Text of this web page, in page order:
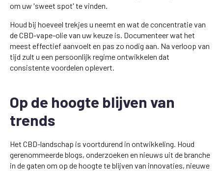
om uw 'sweet spot' te vinden.
Houd bij hoeveel trekjes u neemt en wat de concentratie van
de CBD-vape-olie van uw keuze is. Documenteer wat het
meest effectief aanvoelt en pas zo nodig aan. Na verloop van
tijd zult u een persoonlijk regime ontwikkelen dat
consistente voordelen oplevert.
Op de hoogte blijven van
trends
Het CBD-landschap is voortdurend in ontwikkeling. Houd
gerenommeerde blogs, onderzoeken en nieuws uit de branche
in de gaten om op de hoogte te blijven van innovaties, nieuwe